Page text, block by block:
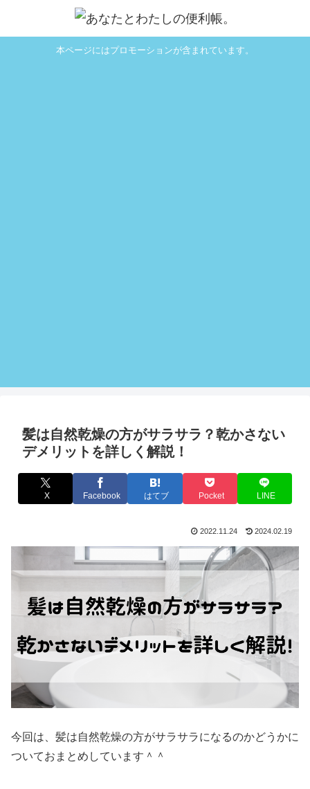
本ページにはプロモーションが含まれています。
髪は自然乾燥の方がサラサラ？乾かさない
デメリットを詳しく解説！
X Facebook はてブ Pocket LINE
2022.11.24 2024.02.19
今回は、髪は自然乾燥の方がサラサラになるのかどうかに
ついておまとめしています＾＾